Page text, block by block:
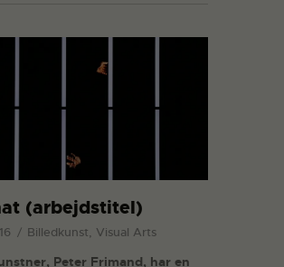
(arbejdstitel)
Billedkunst, Visual Arts
Peter Frimand, har en